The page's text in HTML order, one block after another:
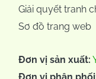
Giải quyết tranh
Sơ đồ trang web
Đơn vị sản xuất: